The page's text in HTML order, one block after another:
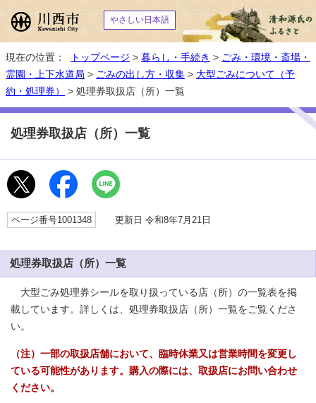
やさしい日本語
現在の位置： トップページ > 暮らし・手続き > ごみ・環境・斎場・
霊園・上下水道局 > ごみの出し方・収集 > 大型ごみについて（予
約・処理券）
> 処理券取扱店（所）一覧
処理券取扱店（所）一覧
ページ番号1001348 更新日 令和8年7月21日
処理券取扱店（所）一覧
大型ごみ処理券シールを取り扱っている店（所）の一覧表を掲
載しています。詳しくは、処理券取扱店（所）一覧をご覧くださ
い。
（注）一部の取扱店舗において、臨時休業又は営業時間を変更し
ている可能性があります。購入の際には、取扱店にお問い合わせ
ください。